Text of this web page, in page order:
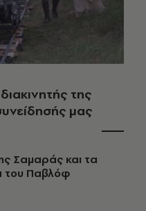
της
μας
Σαμαράς και τα
του Παβλόφ